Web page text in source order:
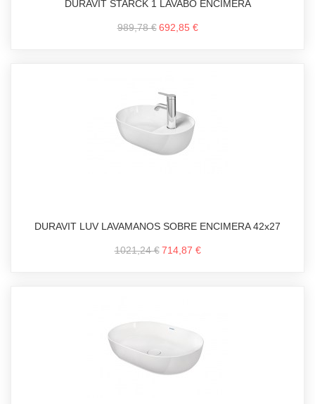
DURAVIT STARCK 1 LAVABO ENCIMERA
989,78 € 692,85 €
DURAVIT LUV LAVAMANOS SOBRE ENCIMERA 42x27
1021,24 € 714,87 €